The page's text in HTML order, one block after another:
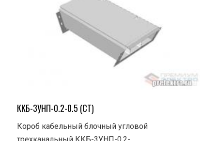
ККБ-3УНП-0.2-0.5 (СТ)
Короб кабельный блочный угловой